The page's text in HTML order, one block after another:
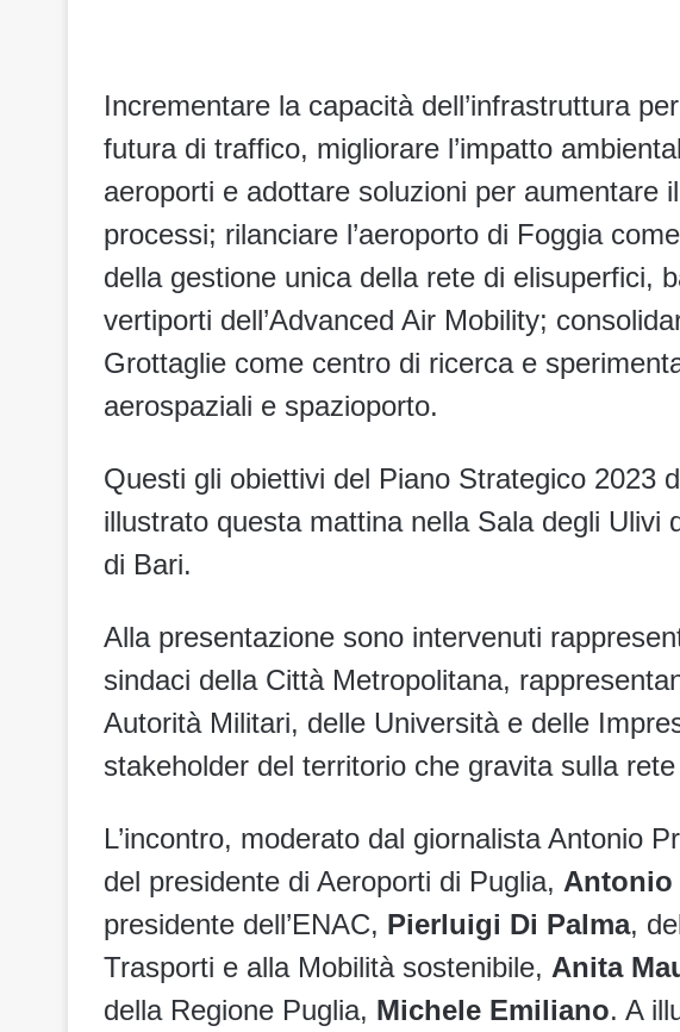
Incrementare la capacità dell’infrastruttura
futura di traffico, migliorare l’impatto
aeroporti e adottare soluzioni per aumentare
processi; rilanciare l’aeroporto di Foggia
della gestione unica della rete di elisuperfici,
vertiporti dell’Advanced Air Mobility;
Grottaglie come centro di ricerca e
aerospaziali e spazioporto.
Questi gli obiettivi del Piano Strategico 2023
illustrato questa mattina nella Sala degli Ulivi
di Bari.
Alla presentazione sono intervenuti
sindaci della Città Metropolitana,
Autorità Militari, delle Università e delle
stakeholder del territorio che gravita sulla
L’incontro, moderato dal giornalista Antonio
del presidente di Aeroporti di Puglia, Antonio
presidente dell’ENAC, Pierluigi Di Palma,
Trasporti e alla Mobilità sostenibile, Anita
della Regione Puglia, Michele Emiliano. A